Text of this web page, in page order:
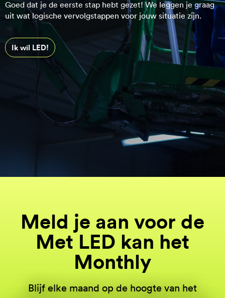
Goed dat je de eerste stap hebt gezet! We leggen je graag
uit wat logische vervolgstappen voor jouw situatie zijn.
Ik wil LED!
Meld je aan voor de
Met LED kan het
Monthly
Blijf elke maand op de hoogte van het